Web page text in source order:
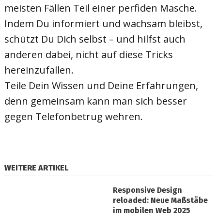
meisten Fällen Teil einer perfiden Masche.
Indem Du informiert und wachsam bleibst,
schützt Du Dich selbst – und hilfst auch
anderen dabei, nicht auf diese Tricks
hereinzufallen.
Teile Dein Wissen und Deine Erfahrungen,
denn gemeinsam kann man sich besser
gegen Telefonbetrug wehren.
WEITERE ARTIKEL
Responsive Design
reloaded: Neue Maßstäbe
im mobilen Web 2025